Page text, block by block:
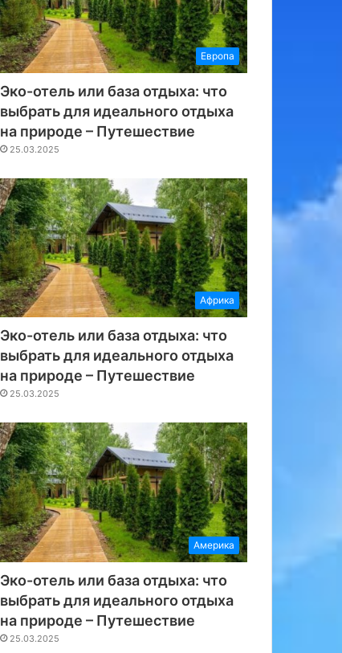
Европа
Эко-отель или база отдыха: что
выбрать для идеального отдыха
на природе – Путешествие
25.03.2025
Африка
Эко-отель или база отдыха: что
выбрать для идеального отдыха
на природе – Путешествие
25.03.2025
Америка
Эко-отель или база отдыха: что
выбрать для идеального отдыха
на природе – Путешествие
25.03.2025